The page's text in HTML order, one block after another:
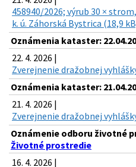
458940/2026; výrub 30 ×
k. ú. Záhorská Bystrica (18,9
Oznámenia kataster:
22. 4. 2026 |
Zverejnenie dražobnej
Oznámenia kataster:
21. 4. 2026 |
Zverejnenie dražobnej
Oznámenie odboru životné
Životné prostredie
16. 4. 2026 |